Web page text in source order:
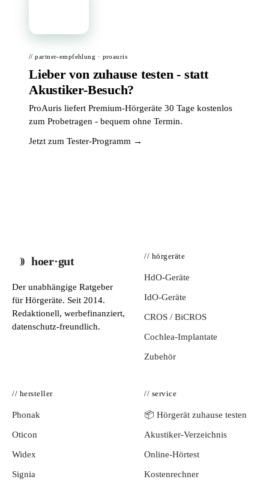
// partner-empfehlung · proauris
Lieber von zuhause testen - statt
Akustiker-Besuch?
ProAuris liefert Premium-Hörgeräte 30 Tage kostenlos
zum Probetragen - bequem ohne Termin.
Jetzt zum Tester-Programm →
hoer·gut
Der unabhängige Ratgeber
für Hörgeräte. Seit 2014.
Redaktionell, werbefinanziert,
datenschutz-freundlich.
// hörgeräte
HdO-Geräte
IdO-Geräte
CROS / BiCROS
Cochlea-Implantate
Zubehör
// hersteller
Phonak
Oticon
Widex
Signia
// service
📦 Hörgerät zuhause testen
Akustiker-Verzeichnis
Online-Hörtest
Kostenrechner